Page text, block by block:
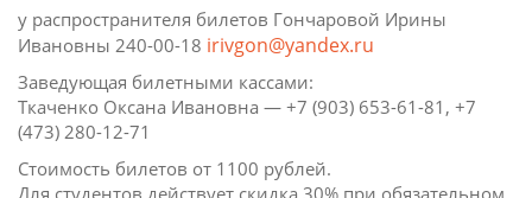
у распространителя билетов Гончаровой Ирины
Ивановны 240-00-18 irivgon@yandex.ru
Заведующая билетными кассами:
Ткаченко Оксана Ивановна — +7 (903) 653-61-81, +7
(473) 280-12-71
Стоимость билетов от 1100 рублей.
Для студентов действует скидка 30% при обязательном